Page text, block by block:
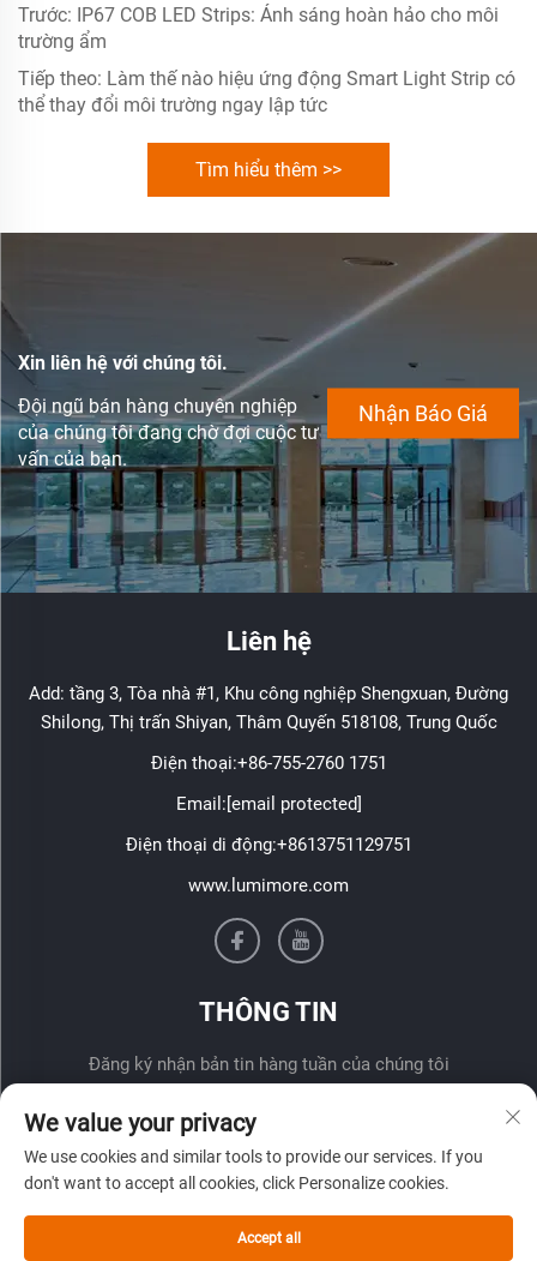
Trước: IP67 COB LED Strips: Ánh sáng hoàn hảo cho môi
trường ẩm
Tiếp theo: Làm thế nào hiệu ứng động Smart Light Strip có
thể thay đổi môi trường ngay lập tức
Tìm hiểu thêm >>
Xin liên hệ với chúng tôi.
Đội ngũ bán hàng chuyên nghiệp
của chúng tôi đang chờ đợi cuộc tư
vấn của bạn.
Nhận Báo Giá
Liên hệ
Add: tầng 3, Tòa nhà #1, Khu công nghiệp Shengxuan, Đường
Shilong, Thị trấn Shiyan, Thâm Quyến 518108, Trung Quốc
Điện thoại:+86-755-2760 1751
Email:[email protected]
Điện thoại di động:+8613751129751
www.lumimore.com
THÔNG TIN
Đăng ký nhận bản tin hàng tuần của chúng tôi
We value your privacy
We use cookies and similar tools to provide our services. If you
don't want to accept all cookies, click Personalize cookies.
Accept all